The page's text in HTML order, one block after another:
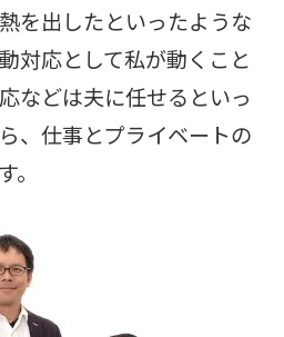
を出したといったような
対応として私が動くこと
などは夫に任せるといっ
、仕事とプライベートの